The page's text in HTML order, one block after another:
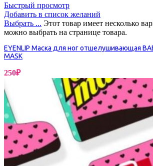
Быстрый просмотр
Добавить в список желаний
Выбрать ... Этот товар имеет несколько
можно выбрать на странице товара.
EYENLIP Маска для ног отшелушивающая
MASK
250₽